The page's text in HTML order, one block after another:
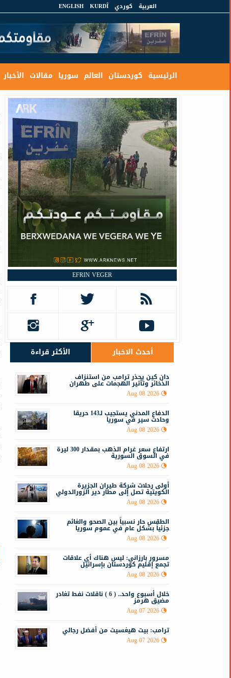
العربية كوردي KURDÎ
ENGLISH
الرئيسية كوردستان العالم سوريا مقالات الأخبار
EFRIN VEGER
أحدث الاخبار الأكثر قراءة
دان كين يحذر ترامب من استنزاف
الذخائر وتأثير الهجمات على طهران
Aug 08 2026
الدفاع المدني يستجيب لـ143 حريقا
وحادث سير في سوريا
Aug 08 2026
ارتفاع سعر غرام الذهب بمقدار 300 ليرة
في السوق السورية
Aug 08 2026
أولى رحلات شركة طيران الجزيرة
الكويتية تصل إلى مطار دير الزورالدولي
Aug 08 2026
الطقس حار نسبياً بين الصحو والغائم
جزئياً بشكل عام في عموم سوريا
Aug 08 2026
مسرور بارزاني: ليس هناك أي علاقات
تجمع إقليم كوردستان بإسرائيل
Aug 08 2026
خلال أسبوع واحد.. ( 6 ) ناقلات نفط تغادر
مضيق هرمز
Aug 07 2026
ترامب: بيت هيغسيث من أفضل رجالي
Aug 07 2026